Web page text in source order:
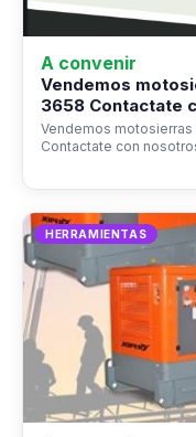
A convenir
Vendemos
3658 Contactate
Vendemos motosierras
Contactate con
HERRAMIENTAS